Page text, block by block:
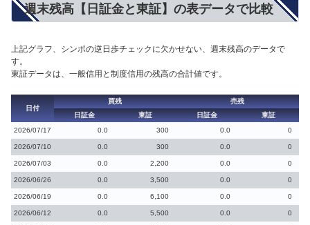
週末残高【日証金と東証】の表データで比較
上記グラフ、シンポの逆日歩チェックに欠かせない、週末残高のデータで
す。
東証データは、一般信用と制度信用の残高の合計値です。
日付
買残
売残
日証金
東証 日証金
東証
2026/07/17
0.0 300 0.0 0
2026/07/10 0.0 300 0.0 0
2026/07/03 0.0 2,200 0.0 0
2026/06/26 0.0 3,500 0.0 0
2026/06/19 0.0 6,100 0.0 0
2026/06/12 0.0 5,500 0.0 0